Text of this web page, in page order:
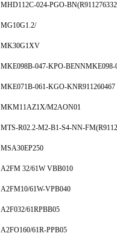
MHD112C-024-PGO-
MG10G1.2/
MK30G1XV
MKE098B-047-KPO-BENNMKE098-
MKE071B-061-KGO-KNR911260467
MKM11AZ1X/M2AON01
MTS-R02.2-M2-B1-S4-NN-
MSA30EP250
A2FM 32/61W VBB010
A2FM10/61W-VPB040
A2F032/61RPBB05
A2FO160/61R-PPB05